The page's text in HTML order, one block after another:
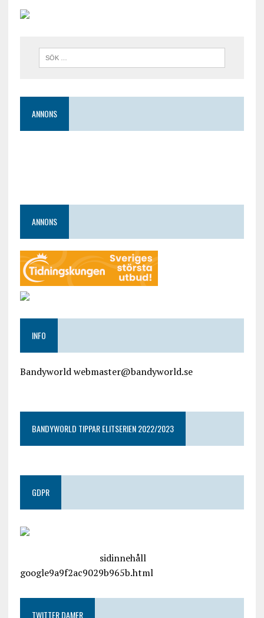
ANNONS
ANNONS
INFO
Bandyworld webmaster@bandyworld.se
BANDYWORLD TIPPAR ELITSERIEN 2022/2023
GDPR
sidinnehåll
google9a9f2ac9029b965b.html
TWITTER DAMER